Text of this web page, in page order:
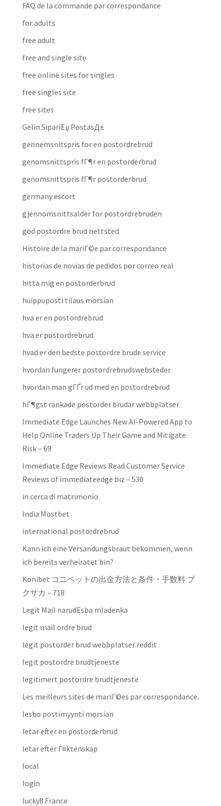
FAQ de la commande par correspondance
for adults
free adult
free and single site
free online sites for singles
free singles site
free sites
Gelin SipariЕџ PostasД±
gennemsnitspris for en postordrebrud
genomsnittspris fГ¶r en postorderbrud
genomsnittspris fГ¶r postorderbrud
germany escort
gjennomsnittsalder for postordrebruden
god postordre brud nettsted
Histoire de la mariГ©e par correspondance
historias de novias de pedidos por correo real
hitta mig en postorderbrud
huippuposti tilaus morsian
hva er en postordrebrud
hva er postordrebrud
hvad er den bedste postordre brude service
hvordan fungerer postordrebrudswebsteder
hvordan man gГҐr ud med en postordrebrud
hГ¶gst rankade postorder brudar webbplatser
Immediate Edge Launches New AI-Powered App to
Help Online Traders Up Their Game and Mitigate
Risk – 69
Immediate Edge Reviews Read Customer Service
Reviews of immediateedge biz – 530
in cerca di matrimonio
India Mostbet
international postordrebrud
Kann ich eine Versandungsbraut bekommen, wenn
ich bereits verheiratet bin?
Konibet コニベットの出金方法と条件・手数料 ブ
クサカ – 718
Legit Mail narudЕѕba mladenka
legit mail ordre brud
legit postorder brud webbplatser reddit
legit postordre brudtjeneste
legitimert postordre brudtjeneste
Les meilleurs sites de mariГ©es par correspondance.
lesbo postimyynti morsian
letar efter en postorderbrud
letar efter Г¤ktenskap
local
login
lucky8 France